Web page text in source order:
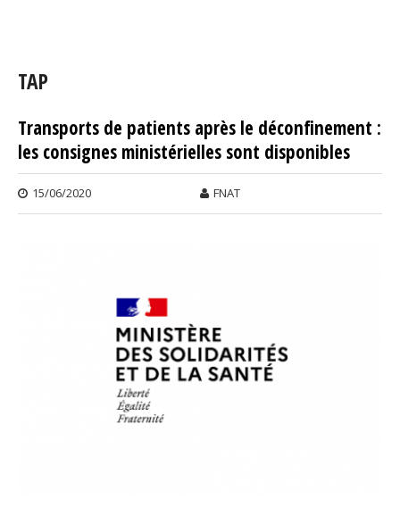
TAP
Transports de patients après le déconfinement :
les consignes ministérielles sont disponibles
15/06/2020 FNAT
Pages